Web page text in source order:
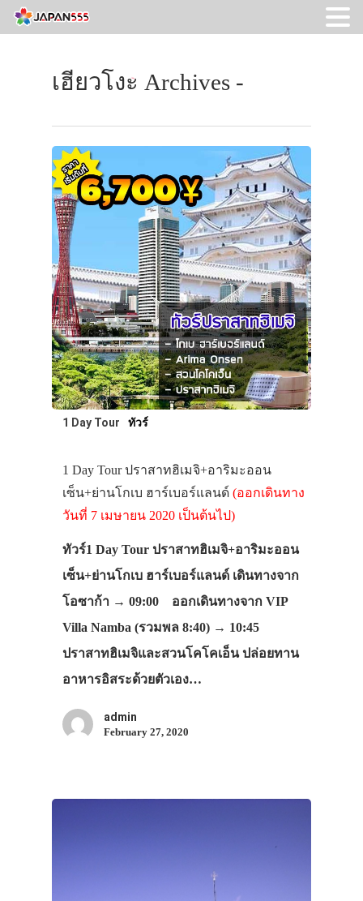
เฮียวโงะ Archives -
1 Day Tour ทัวร์
1 Day Tour ปราสาทฮิเมจิ+อาริมะออน
เซ็น+ย่านโกเบ ฮาร์เบอร์แลนด์ (ออกเดินทาง
วันที่ 7 เมษายน 2020 เป็นต้นไป)
ทัวร์1 Day Tour ปราสาทฮิเมจิ+อาริมะออน
เซ็น+ย่านโกเบ ฮาร์เบอร์แลนด์ เดินทางจาก
โอซาก้า → 09:00 ออกเดินทางจาก VIP
Villa Namba (รวมพล 8:40) → 10:45
ปราสาทฮิเมจิและสวนโคโคเอ็น ปล่อยทาน
อาหารอิสระด้วยตัวเอง…
admin
February 27, 2020